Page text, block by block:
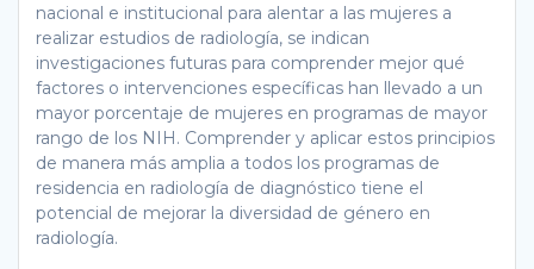
nacional e institucional para alentar a las mujeres a
realizar estudios de radiología, se indican
investigaciones futuras para comprender mejor qué
factores o intervenciones específicas han llevado a un
mayor porcentaje de mujeres en programas de mayor
rango de los NIH. Comprender y aplicar estos principios
de manera más amplia a todos los programas de
residencia en radiología de diagnóstico tiene el
potencial de mejorar la diversidad de género en
radiología.